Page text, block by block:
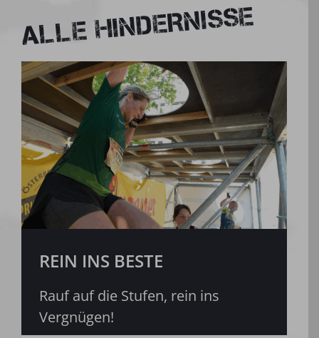
ALLE HINDERNISSE
REIN INS BESTE
Rauf auf die Stufen, rein ins
Vergnügen!